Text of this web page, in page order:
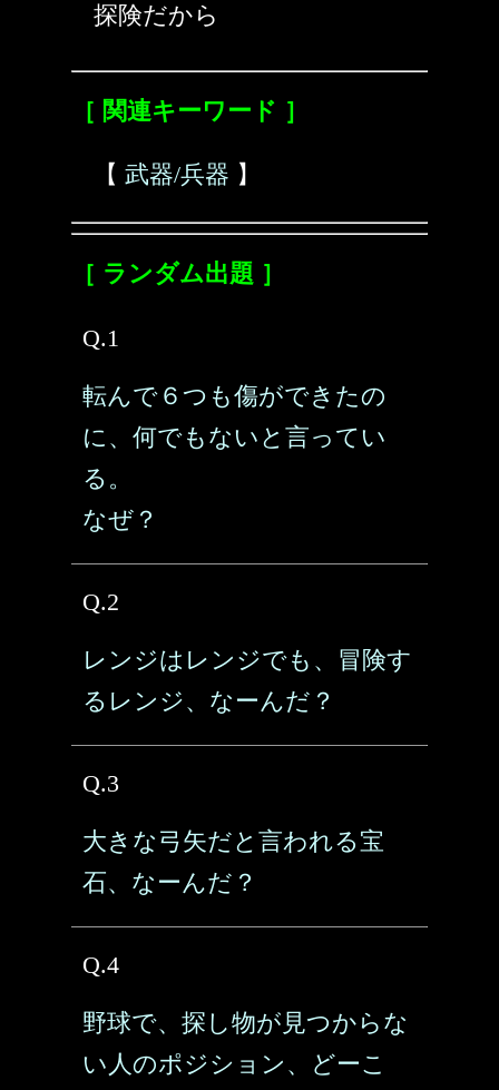
探険だから
［ 関連キーワード ］
【 武器/兵器 】
［ ランダム出題 ］
Q.1
転んで６つも傷ができたの
に、何でもないと言ってい
る。
なぜ？
Q.2
レンジはレンジでも、冒険す
るレンジ、なーんだ？
Q.3
大きな弓矢だと言われる宝
石、なーんだ？
Q.4
野球で、探し物が見つからな
い人のポジション、どーこ